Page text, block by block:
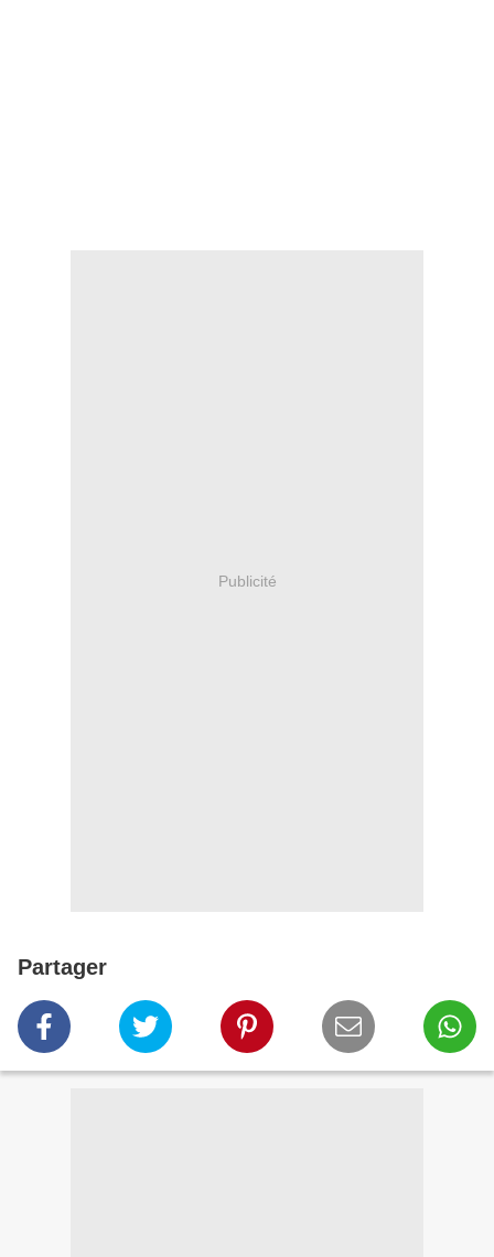
Publicité
Partager